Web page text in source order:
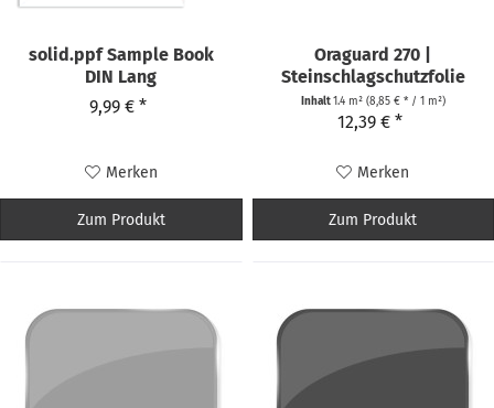
solid.ppf Sample Book
DIN Lang
9,99 € *
Merken
Zum Produkt
Oraguard 270 |
Steinschlagschutzfolie
150µ
Inhalt1.4 m² (8,85 € * / 1 m²)
12,39 € *
Merken
Zum Produkt